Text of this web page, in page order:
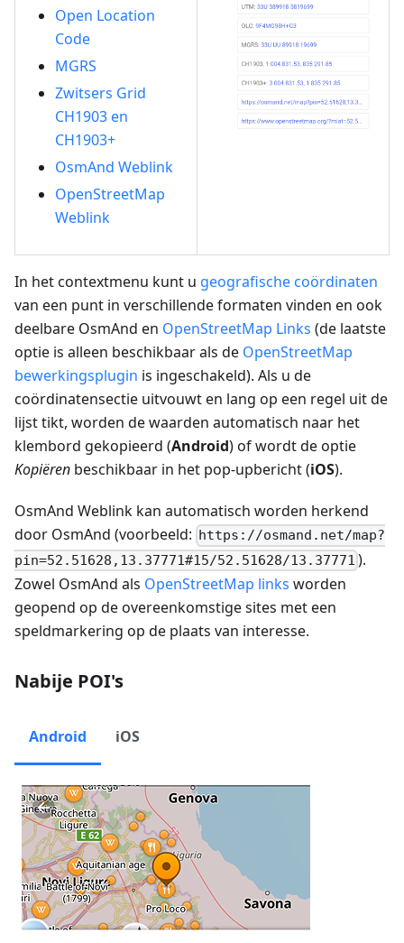
Open Location
Code
MGRS
Zwitsers Grid
CH1903 en
CH1903+
OsmAnd Weblink
OpenStreetMap
Weblink
In het contextmenu kunt u geografische coördinaten
van een punt in verschillende formaten vinden en ook
deelbare OsmAnd en OpenStreetMap Links (de laatste
optie is alleen beschikbaar als de OpenStreetMap
bewerkingsplugin is ingeschakeld). Als u de
coördinatensectie uitvouwt en lang op een regel uit de
lijst tikt, worden de waarden automatisch naar het
klembord gekopieerd (Android) of wordt de optie
Kopiëren beschikbaar in het pop-upbericht (iOS).
OsmAnd Weblink kan automatisch worden herkend
door OsmAnd (voorbeeld: https://osmand.net/map?
pin=52.51628,13.37771#15/52.51628/13.37771 ).
Zowel OsmAnd als OpenStreetMap links worden
geopend op de overeenkomstige sites met een
speldmarkering op de plaats van interesse.
Nabije POI's
Android iOS